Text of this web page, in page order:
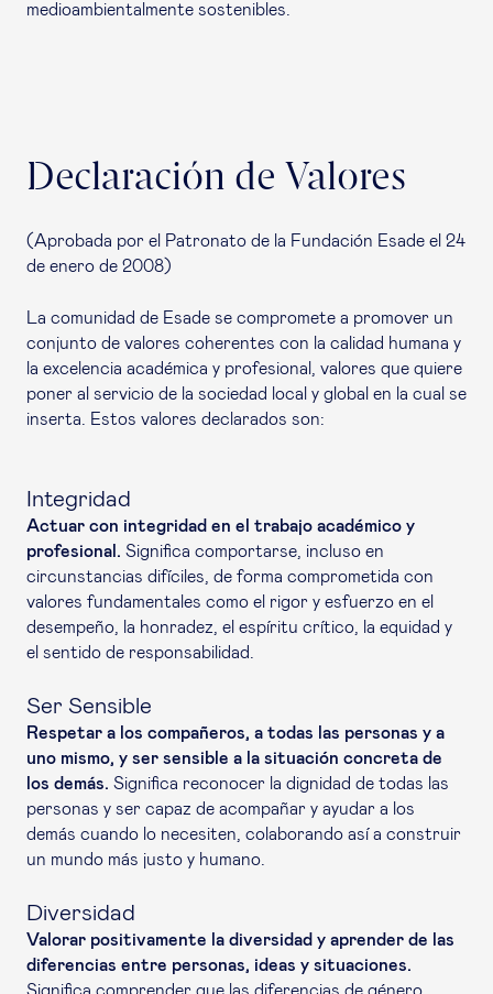
medioambientalmente sostenibles.
Declaración de Valores
(Aprobada por el Patronato de la Fundación Esade el 24
de enero de 2008)
La comunidad de Esade se compromete a promover un
conjunto de valores coherentes con la calidad humana y
la excelencia académica y profesional, valores que quiere
poner al servicio de la sociedad local y global en la cual se
inserta. Estos valores declarados son:
Integridad
Actuar con integridad en el trabajo académico y
profesional. Significa comportarse, incluso en
circunstancias difíciles, de forma comprometida con
valores fundamentales como el rigor y esfuerzo en el
desempeño, la honradez, el espíritu crítico, la equidad y
el sentido de responsabilidad.
Ser Sensible
Respetar a los compañeros, a todas las personas y a
uno mismo, y ser sensible a la situación concreta de
los demás. Significa reconocer la dignidad de todas las
personas y ser capaz de acompañar y ayudar a los
demás cuando lo necesiten, colaborando así a construir
un mundo más justo y humano.
Diversidad
Valorar positivamente la diversidad y aprender de las
diferencias entre personas, ideas y situaciones.